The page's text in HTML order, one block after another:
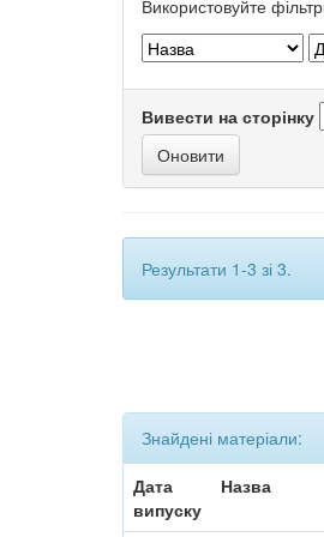
Використовуйте
Вивести на сторінку
Результати 1-3 зі 3.
Знайдені матеріали:
Дата
випуску
Назва